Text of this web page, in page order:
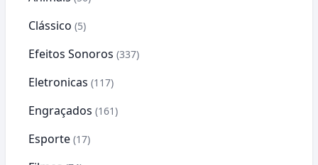
Clássico (5)
Efeitos Sonoros (337)
Eletronicas (117)
Engraçados (161)
Esporte (17)